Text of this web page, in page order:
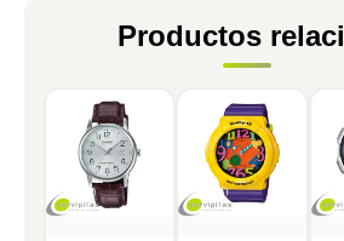
Productos